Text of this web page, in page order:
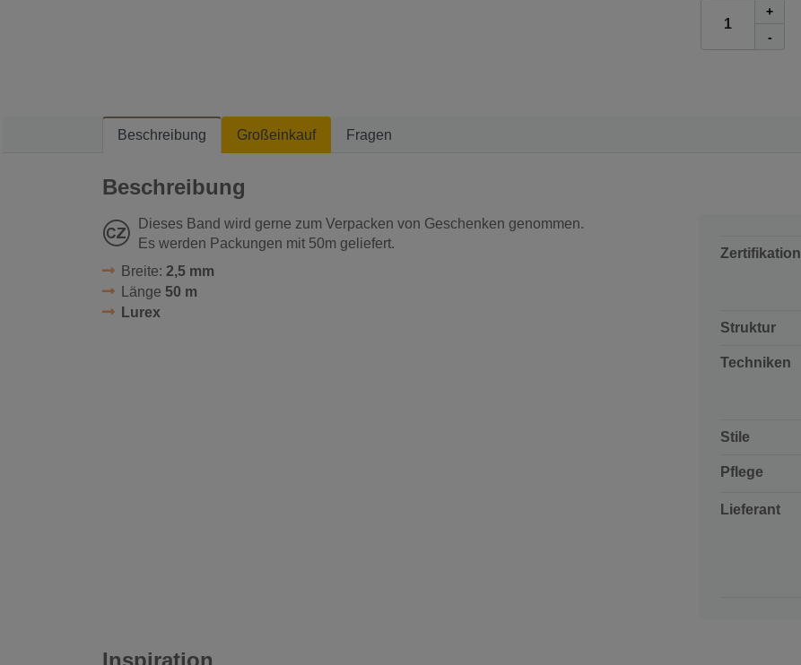
+
-
Beschreibung Großeinkauf Fragen
Beschreibung
Dieses Band wird gerne zum Verpacken von Geschenken genommen.
Es werden Packungen mit 50m geliefert.
Breite: 2,5 mm
Länge 50 m
Lurex
Zertifikation
Struktur
Techniken
Stile
Pflege
Lieferant
Inspiration